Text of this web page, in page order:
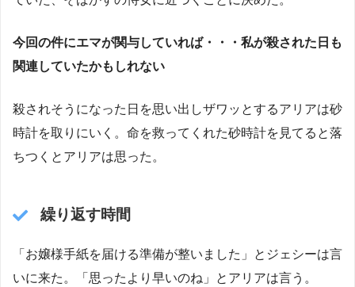
今回の件にエマが関与していれば・・・私が殺された日も
関連していたかもしれない
殺されそうになった日を思い出しザワッとするアリアは砂
時計を取りにいく。命を救ってくれた砂時計を見てると落
ちつくとアリアは思った。
繰り返す時間
「お嬢様手紙を届ける準備が整いました」とジェシーは言
いに来た。「思ったより早いのね」とアリアは言う。